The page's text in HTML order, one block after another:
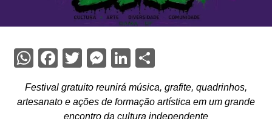
WhatsApp
Facebook
Twitter
Messenger
LinkedIn
Share
Festival gratuito reunirá música, grafite, quadrinhos,
artesanato e ações de formação artística em um grande
encontro da cultura independente